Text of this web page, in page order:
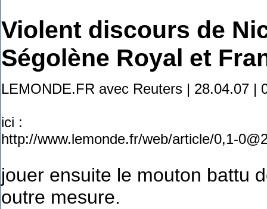
Violent discours de
Ségolène Royal et
LEMONDE.FR avec Reuters | 28.04.07
ici :
http://www.lemonde.fr/web/article/0,1-
jouer ensuite le mouton battu
outre mesure.